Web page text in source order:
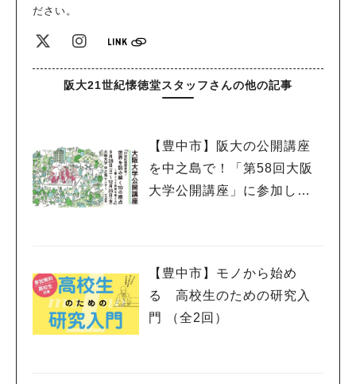
ださい。
阪大21世紀懐徳堂スタッフさんの他の記事
【豊中市】阪大の公開講座
を中之島で！「第58回大阪
大学公開講座」に参加しよ
【豊中市】モノから始め
る 高校生のための研究入
門 （全2回）